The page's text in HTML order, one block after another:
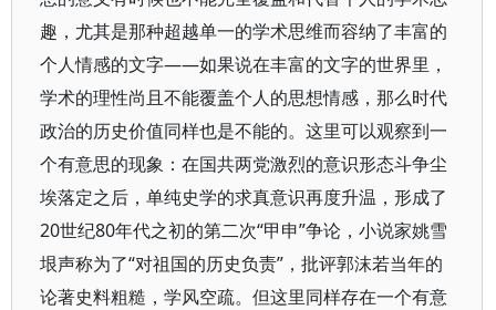
趣，尤其是那种超越单一的学术思维而容纳了丰富的
个人情感的文字——如果说在丰富的文字的世界里，
学术的理性尚且不能覆盖个人的思想情感，那么时代
政治的历史价值同样也是不能的。这里可以观察到一
个有意思的现象：在国共两党激烈的意识形态斗争尘
埃落定之后，单纯史学的求真意识再度升温，形成了
20世纪80年代之初的第二次“甲申”争论，小说家姚雪
垠声称为了“对祖国的历史负责”，批评郭沫若当年的
论著史料粗糙，学风空疏。但这里同样存在一个有意